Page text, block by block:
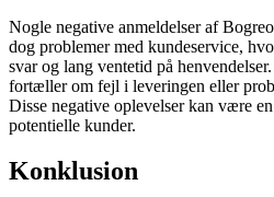
Nogle negative anmeldelser af
dog problemer med kundeservice,
svar og lang ventetid på
fortæller om fejl i leveringen eller
Disse negative oplevelser kan være
potentielle kunder.
Konklusion